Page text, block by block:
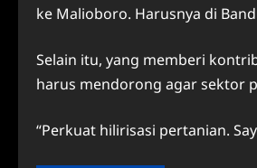
ke Malioboro. Harusnya di
Selain itu, yang memberi
harus mendorong agar sektor
“Perkuat hilirisasi pertanian.